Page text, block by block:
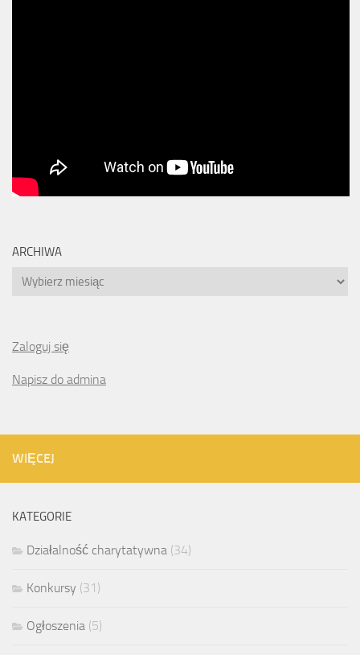
ARCHIWA
Archiwa
Zaloguj się
Napisz do admina
WIĘCEJ
KATEGORIE
Działalność charytatywna (34)
Konkursy (31)
Ogłoszenia (5)